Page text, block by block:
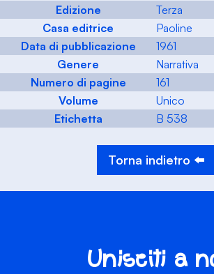
Edizione
Terza
Casa editrice
Paoline
Data di pubblicazione
1961
Genere
Narrativa
Numero di pagine
161
Volume
Unico
Etichetta
B 538
Torna indietro ⬅️
Unisciti a